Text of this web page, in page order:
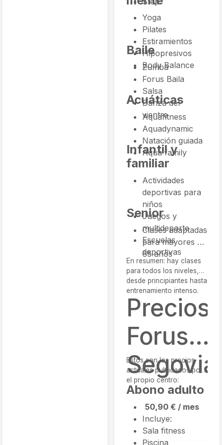
Yoga
Pilates
Estiramientos
Hipopresivos
Body Balance
Baile
Zumba
Forus Baila
Salsa
Danza del
vientre
Acuáticas
Aquafitness
Aquadynamic
Natación guiada
Aqua family
Infantil y
familiar
Actividades
deportivas para
niños
Juegos y
multideporte
Escuelas
deportivas
Senior
Clases adaptadas
para mayores de
65 años
En resumen: hay clases
para todos los niveles,
desde principiantes hasta
entrenamiento intenso.
Precios
Forus
Segovia
Estos son los precios
actuales publicados por
el propio centro:
Abono adulto
50,90 € / mes
Incluye:
Sala fitness
Piscina